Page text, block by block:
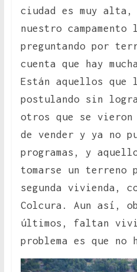
ciudad es muy
nuestro campamento
preguntando por
cuenta que hay
Están aquellos que
postulando sin
otros que se vieron
de vender y ya no
programas, y
tomarse un terreno
segunda vivienda,
Colcura. Aun así,
últimos, faltan
problema es que no